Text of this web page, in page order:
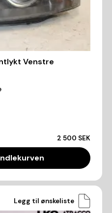
Venstre
2 500 SEK
Legg til ønskeliste